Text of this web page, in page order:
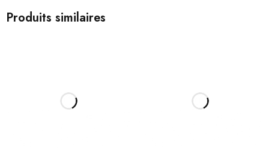
Produits similaires